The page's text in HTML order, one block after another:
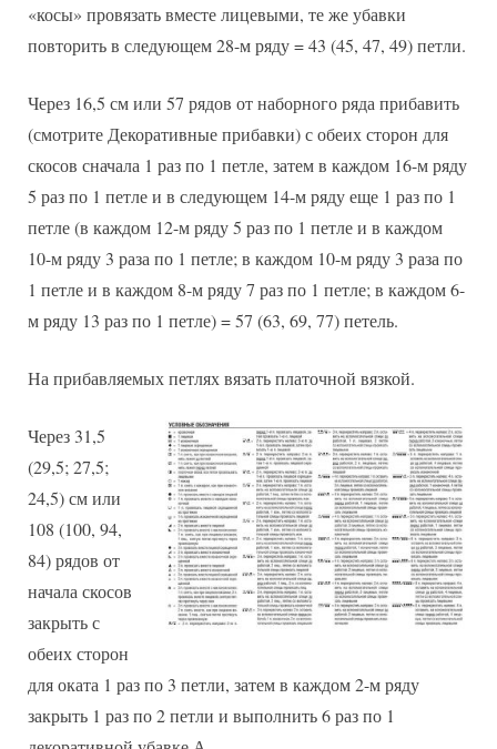
«косы» провязать вместе лицевыми, те же убавки
повторить в следующем 28-м ряду = 43 (45, 47, 49) петли.
Через 16,5 см или 57 рядов от наборного ряда прибавить
(смотрите Декоративные прибавки) с обеих сторон для
скосов сначала 1 раз по 1 петле, затем в каждом 16-м ряду
5 раз по 1 петле и в следующем 14-м ряду еще 1 раз по 1
петле (в каждом 12-м ряду 5 раз по 1 петле и в каждом
10-м ряду 3 раза по 1 петле; в каждом 10-м ряду 3 раза по
1 петле и в каждом 8-м ряду 7 раз по 1 петле; в каждом 6-
м ряду 13 раз по 1 петле) = 57 (63, 69, 77) петель.
На прибавляемых петлях вязать платочной вязкой.
Через 31,5
(29,5; 27,5;
24,5) см или
108 (100, 94,
84) рядов от
начала скосов
закрыть с
обеих сторон
для оката 1 раз по 3 петли, затем в каждом 2-м ряду
закрыть 1 раз по 2 петли и выполнить 6 раз по 1